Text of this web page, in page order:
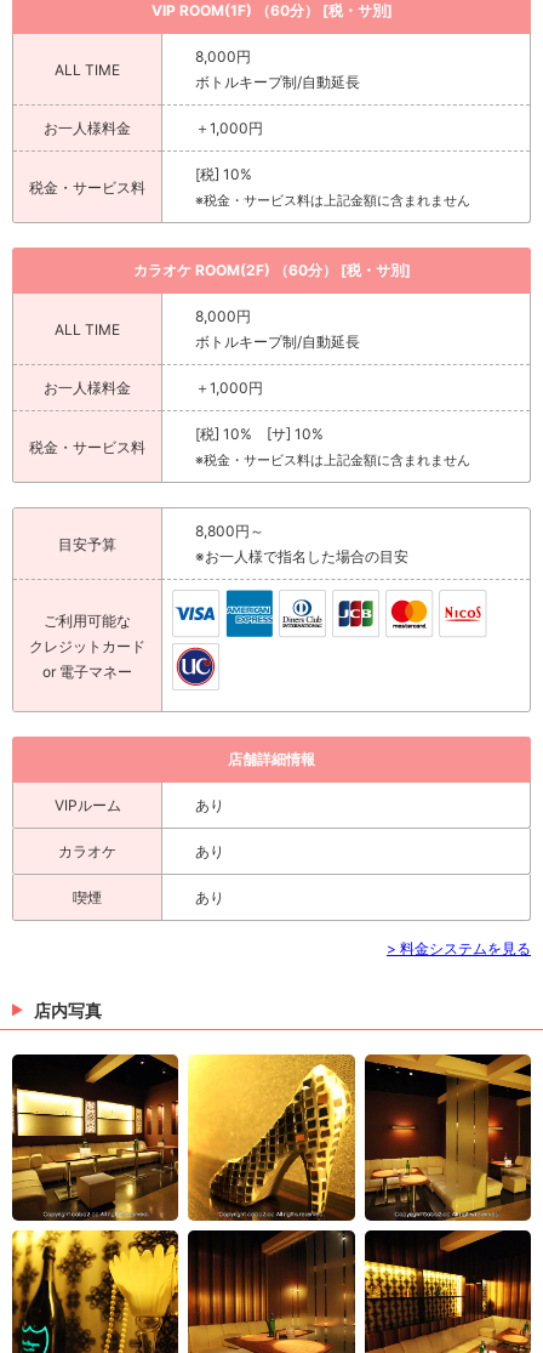
VIP ROOM(1F) （60分） [税・サ別]
ALL TIME
8,000円
ボトルキープ制/自動延長
お一人様料金 ＋1,000円
税金・サービス料
[税] 10%
※税金・サービス料は上記金額に含まれません
カラオケ ROOM(2F) （60分） [税・サ別]
ALL TIME
8,000円
ボトルキープ制/自動延長
お一人様料金 ＋1,000円
税金・サービス料
[税] 10% [サ] 10%
※税金・サービス料は上記金額に含まれません
目安予算
8,800円～
※お一人様で指名した場合の目安
ご利用可能な
クレジットカード
or 電子マネー
店舗詳細情報
VIPルーム あり
カラオケ あり
喫煙 あり
> 料金システムを見る
店内写真